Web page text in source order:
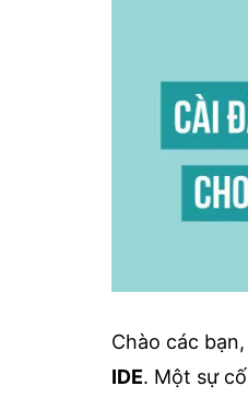
Chào các
IDE. Một sự